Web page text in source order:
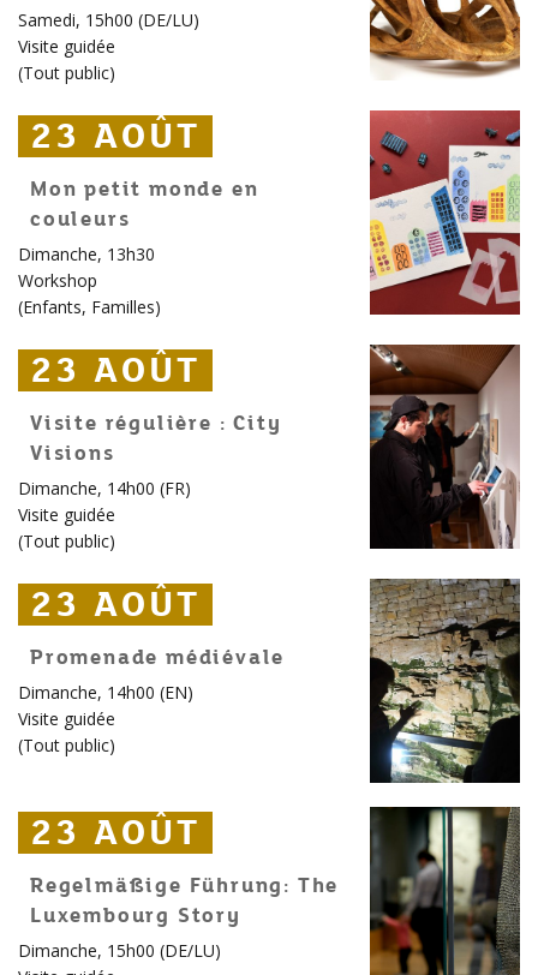
Samedi, 15h00 (DE/LU)
Visite guidée
(Tout public)
23 AOÛT
23 AOÛT
23 AOÛT
Mon petit monde en
couleurs
Dimanche, 13h30
Workshop
(Enfants, Familles)
23 AOÛT
23 AOÛT
23 AOÛT
Visite régulière : City
Visions
Dimanche, 14h00 (FR)
Visite guidée
(Tout public)
23 AOÛT
23 AOÛT
23 AOÛT
Promenade médiévale
Dimanche, 14h00 (EN)
Visite guidée
(Tout public)
23 AOÛT
23 AOÛT
23 AOÛT
Regelmäßige Führung: The
Luxembourg Story
Dimanche, 15h00 (DE/LU)